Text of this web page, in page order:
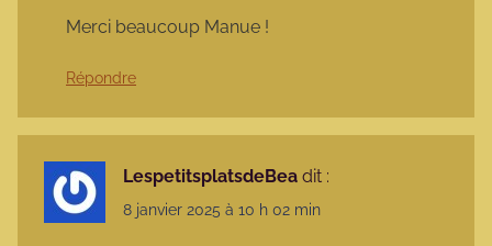
Merci beaucoup Manue !
Répondre
LespetitsplatsdeBea dit :
8 janvier 2025 à 10 h 02 min